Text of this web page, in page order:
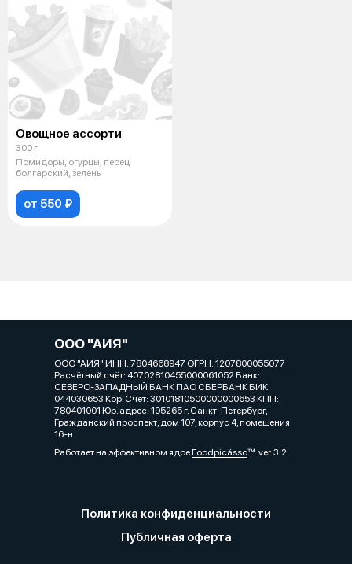
Овощное ассорти
300 г
Помидоры, огурцы, перец
болгарский, зелень
от 550 ₽
ООО "АИЯ"
ООО "АИЯ" ИНН: 7804668947 ОГРН: 1207800055077
Расчётный счёт: 40702810455000061052 Банк:
СЕВЕРО-ЗАПАДНЫЙ БАНК ПАО СБЕРБАНК БИК:
044030653 Кор. Cчёт: 30101810500000000653 КПП:
780401001 Юр. адрес: 195265 г. Санкт-Петербург,
Гражданский проспект, дом 107, корпус 4, помещения
16-н
Работает на эффективном ядреFoodpicássover. 3.2
Политика конфиденциальности
Публичная оферта